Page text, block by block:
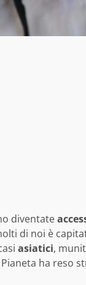
diventate
di noi è
asiatici,
ha reso